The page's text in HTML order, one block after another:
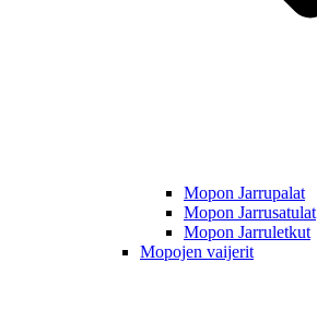
Mopon Jarrupalat
Mopon Jarrusatulat
Mopon Jarruletkut
Mopojen vaijerit